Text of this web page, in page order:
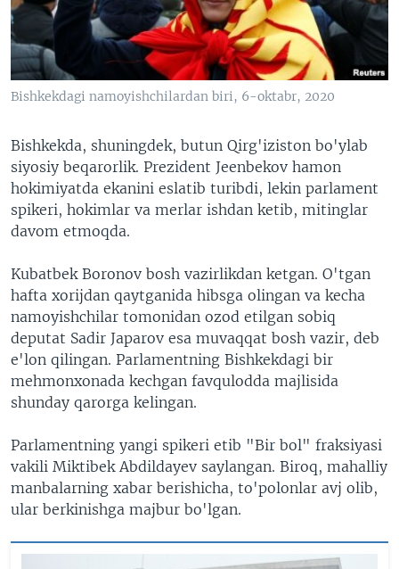
VIDEO
XABARLAR SURATLARDA
ODNOKLASSNIKI
TELEGRAM
TWITTER
Bishkekdagi namoyishchilardan biri, 6-oktabr, 2020
Bishkekda, shuningdek, butun Qirg'iziston bo'ylab
siyosiy beqarorlik. Prezident Jeenbekov hamon
hokimiyatda ekanini eslatib turibdi, lekin parlament
spikeri, hokimlar va merlar ishdan ketib, mitinglar
davom etmoqda.
Kubatbek Boronov bosh vazirlikdan ketgan. O'tgan
hafta xorijdan qaytganida hibsga olingan va kecha
namoyishchilar tomonidan ozod etilgan sobiq
deputat Sadir Japarov esa muvaqqat bosh vazir, deb
e'lon qilingan. Parlamentning Bishkekdagi bir
mehmonxonada kechgan favqulodda majlisida
shunday qarorga kelingan.
Parlamentning yangi spikeri etib "Bir bol" fraksiyasi
vakili Miktibek Abdildayev saylangan. Biroq, mahalliy
manbalarning xabar berishicha, to'polonlar avj olib,
ular berkinishga majbur bo'lgan.